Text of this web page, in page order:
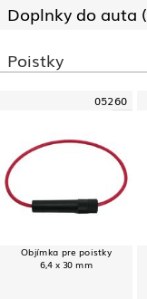
Doplnky do auta (
Poistky
05260
Objímka pre poistky
6,4 x 30 mm